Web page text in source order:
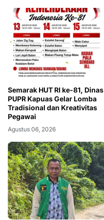
Semarak HUT RI ke-81, Dinas
PUPR Kapuas Gelar Lomba
Tradisional dan Kreativitas
Pegawai
Agustus 06, 2026